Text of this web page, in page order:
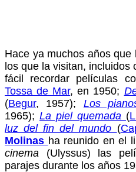
Hace ya muchos años
los que la visitan, incluidos
fácil recordar películas
Tossa de Mar, en 1950;
(Begur, 1957); Los
1965); La piel quemada (
luz del fin del mundo (
Molinas ha reunido en el
cinema (Ulyssus) las
parajes durante los años